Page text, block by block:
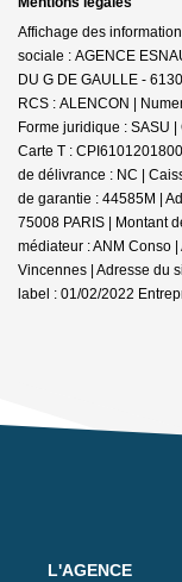
Affichage des
sociale : AGENCE
DU G DE GAULLE -
RCS : ALENCON |
Forme juridique : SASU
Carte T :
de délivrance : NC |
de garantie : 44585M |
75008 PARIS | Montant
médiateur : ANM Conso
Vincennes | Adresse du
label : 01/02/2022
L'AGENCE